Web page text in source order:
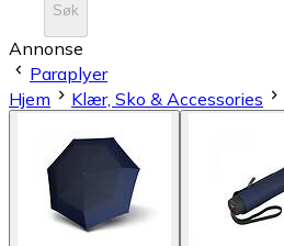
Søk
Annonse
Paraplyer
Hjem
Klær, Sko & Accessories